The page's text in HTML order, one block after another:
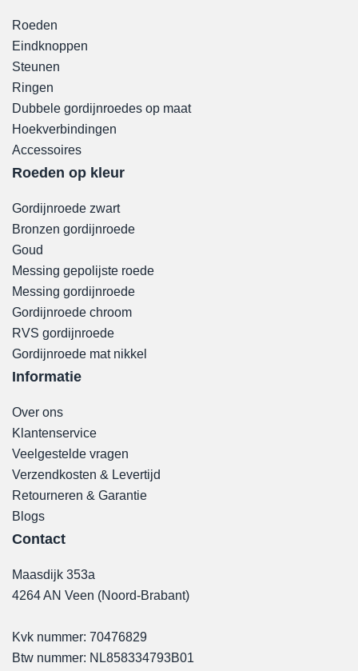
Roeden
Eindknoppen
Steunen
Ringen
Dubbele gordijnroedes op maat
Hoekverbindingen
Accessoires
Roeden op kleur
Gordijnroede zwart
Bronzen gordijnroede
Goud
Messing gepolijste roede
Messing gordijnroede
Gordijnroede chroom
RVS gordijnroede
Gordijnroede mat nikkel
Informatie
Over ons
Klantenservice
Veelgestelde vragen
Verzendkosten & Levertijd
Retourneren & Garantie
Blogs
Contact
Maasdijk 353a
4264 AN Veen (Noord-Brabant)
Kvk nummer: 70476829
Btw nummer: NL858334793B01